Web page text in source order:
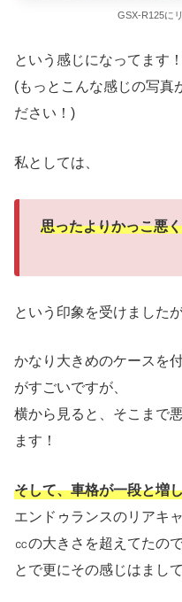
GSX-R125に
という感じになってます！
(もっとこんな感じの写真
ださい！)
私としては、
思ったよりかっこ悪
という印象を受けました
かなり大きめのケースを
がすごいですが、
横から見ると、そこまで
ます！
そして、車格が一段と増
エンドゥランスのリアキ
㏄の大きさを超えてたの
とで更にその感じはまし